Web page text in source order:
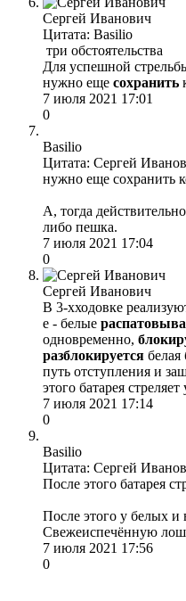
Сергей Иванович
Цитата: Basilio
три обстоятельства
Для успешной
нужно еще сохранить
7 июля 2021 17:01
0
Basilio
Цитата: Сергей
нужно еще сохранить
А, тогда
либо пешка.
7 июля 2021 17:04
0
Сергей Иванович
В 3-хходовке
е - белые
одновременно,
разблокируется белая
путь отступления и
этого батарея
7 июля 2021 17:14
0
Basilio
Цитата: Сергей
После этого батарея
После этого у белых и
Свежеиспечённую
7 июля 2021 17:56
0